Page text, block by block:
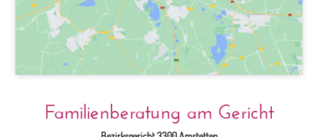
Familienberatung am Gericht